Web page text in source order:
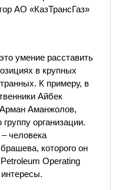
АО «КазТрансГаз»
умение расставить
в крупных
К примеру, в
Айбек
Аманжолов,
организации.
человека
которого он
Operating
интересы.